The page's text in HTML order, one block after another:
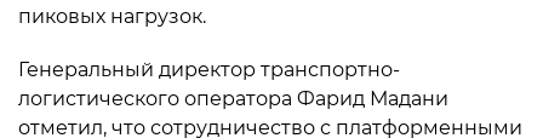
пиковых нагрузок.
Генеральный директор транспортно-
логистического оператора Фарид Мадани
отметил, что сотрудничество с платформенными